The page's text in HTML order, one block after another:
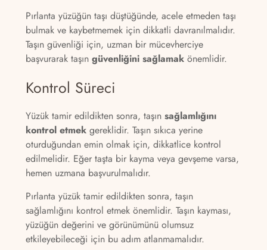
Pırlanta yüzüğün taşı düştüğünde, acele etmeden taşı
bulmak ve kaybetmemek için dikkatli davranılmalıdır.
Taşın güvenliği için, uzman bir mücevherciye
başvurarak taşın güvenliğini sağlamak önemlidir.
Kontrol Süreci
Yüzük tamir edildikten sonra, taşın sağlamlığını
kontrol etmek gereklidir. Taşın sıkıca yerine
oturduğundan emin olmak için, dikkatlice kontrol
edilmelidir. Eğer taşta bir kayma veya gevşeme varsa,
hemen uzmana başvurulmalıdır.
Pırlanta yüzük tamir edildikten sonra, taşın
sağlamlığını kontrol etmek önemlidir. Taşın kayması,
yüzüğün değerini ve görünümünü olumsuz
etkileyebileceği için bu adım atlanmamalıdır.